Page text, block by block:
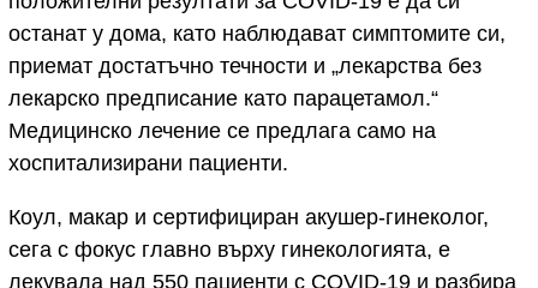
останат у дома, като наблюдават симптомите си,
приемат достатъчно течности и „лекарства без
лекарско предписание като парацетамол.“
Медицинско лечение се предлага само на
хоспитализирани пациенти.
Коул, макар и сертифициран акушер-гинеколог,
сега с фокус главно върху гинекологията, е
лекувала над 550 пациенти с COVID-19 и разбира